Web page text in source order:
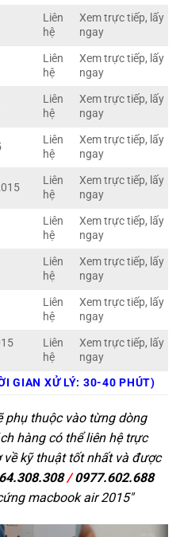
Liên
hệ
Xem trực tiếp, lấy
ngay
Liên
hệ
Xem trực tiếp, lấy
ngay
Liên
hệ
Xem trực tiếp, lấy
ngay
Liên
hệ
Xem trực tiếp, lấy
ngay
Liên
hệ
Xem trực tiếp, lấy
ngay
Liên
hệ
Xem trực tiếp, lấy
ngay
Liên
hệ
Xem trực tiếp, lấy
ngay
Liên
hệ
Xem trực tiếp, lấy
ngay
Liên
hệ
Xem trực tiếp, lấy
ngay
GIAN XỬ LÝ: 30-40 PHÚT)
thuộc vào từng dòng
hàng có thể liên hệ trực
kỹ thuật tốt nhất và được
/0977.602.688
macbook air 2015"